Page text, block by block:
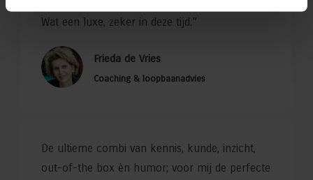
Wat een luxe, zeker in deze tijd.”
Frieda de Vries
Coaching & loopbaanadvies
De ultieme combi van kennis, kunde, inzicht,
out-of-the box èn humor; voor mij de perfecte